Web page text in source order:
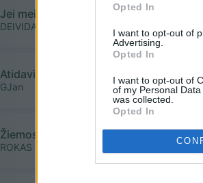
Opted In
I want to opt-out of
Advertising.
Opted In
I want to opt-out of
of my Personal
was collected.
Opted In
Jei meilė lydi nuolat mus
DEIVIDAS BASTYS
Atidaviau tau viską
GJan
Žiemos daina
ROKAS YAN